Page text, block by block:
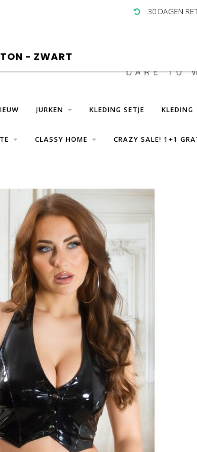
30 DAGEN
JURKEN KLEDING SETJE KLEDING
CLASSY HOME CRAZY SALE! 1+1
- ZWART